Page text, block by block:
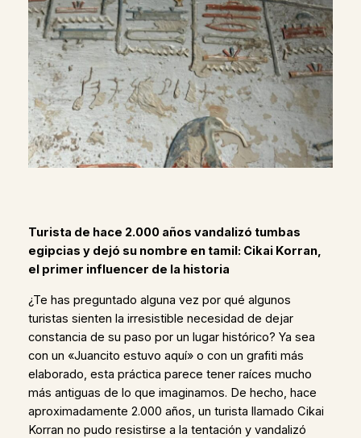
Turista de hace 2.000 años vandalizó tumbas
egipcias y dejó su nombre en tamil: Cikai Korran,
el primer influencer de la historia
¿Te has preguntado alguna vez por qué algunos
turistas sienten la irresistible necesidad de dejar
constancia de su paso por un lugar histórico? Ya sea
con un «Juancito estuvo aquí» o con un grafiti más
elaborado, esta práctica parece tener raíces mucho
más antiguas de lo que imaginamos. De hecho, hace
aproximadamente 2.000 años, un turista llamado Cikai
Korran no pudo resistirse a la tentación y vandalizó